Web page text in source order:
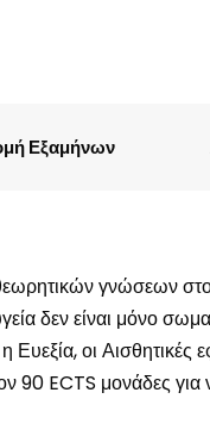
Εξαμήνων
γνώσεων
δεν είναι μόνο
οι Αισθητικές
90 ECTS μονάδες